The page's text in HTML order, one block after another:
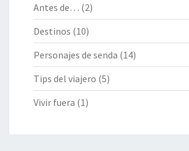
Antes de… (2)
Destinos (10)
Personajes de senda (14)
Tips del viajero (5)
Vivir fuera (1)